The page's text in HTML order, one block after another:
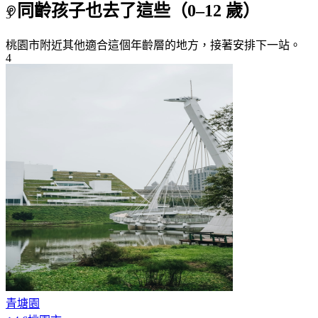
3
4
同齡孩子也去了這些（0–12 歲）
桃園市附近其他適合這個年齡層的地方，接著安排下一站。
青塘園